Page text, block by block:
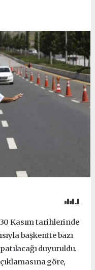
Kasım tarihlerinde
başkentte bazı
duyuruldu.
göre,